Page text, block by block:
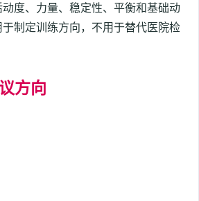
度、力量、稳定性、平衡和基础动
制定训练方向，不用于替代医院检
方向